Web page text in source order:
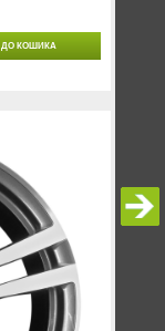
ДО КОШИКА